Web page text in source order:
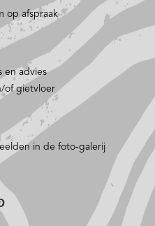
op afspraak
en advies
of gietvloer
in de foto-galerij